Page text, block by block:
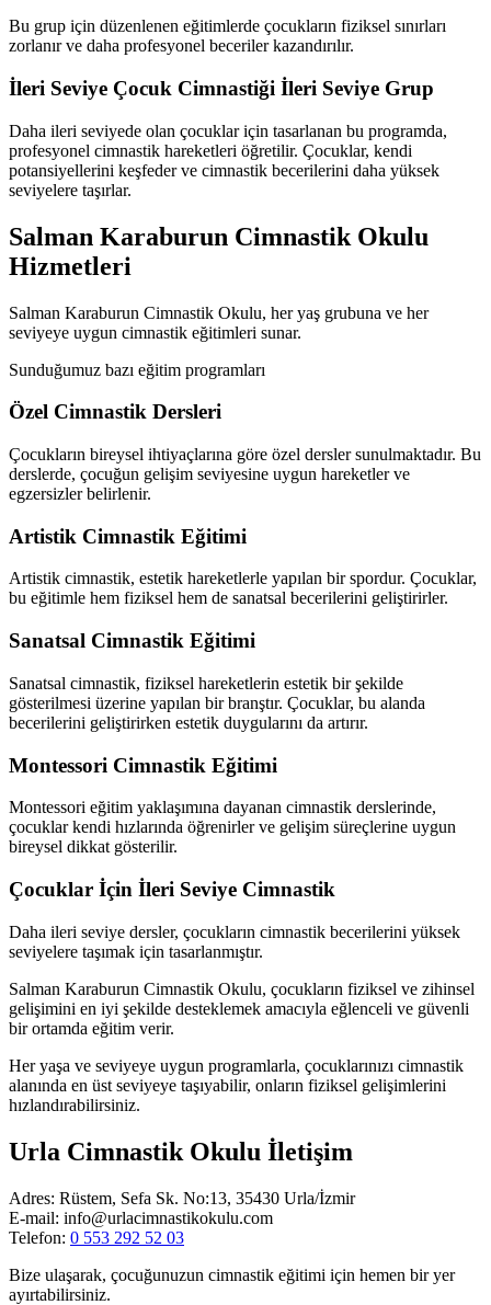
Bu grup için düzenlenen eğitimlerde çocukların fiziksel sınırları
zorlanır ve daha profesyonel beceriler kazandırılır.
İleri Seviye Çocuk Cimnastiği İleri Seviye Grup
Daha ileri seviyede olan çocuklar için tasarlanan bu programda,
profesyonel cimnastik hareketleri öğretilir. Çocuklar, kendi
potansiyellerini keşfeder ve cimnastik becerilerini daha yüksek
seviyelere taşırlar.
Salman Karaburun Cimnastik Okulu
Hizmetleri
Salman Karaburun Cimnastik Okulu, her yaş grubuna ve her
seviyeye uygun cimnastik eğitimleri sunar.
Sunduğumuz bazı eğitim programları
Özel Cimnastik Dersleri
Çocukların bireysel ihtiyaçlarına göre özel dersler sunulmaktadır. Bu
derslerde, çocuğun gelişim seviyesine uygun hareketler ve
egzersizler belirlenir.
Artistik Cimnastik Eğitimi
Artistik cimnastik, estetik hareketlerle yapılan bir spordur. Çocuklar,
bu eğitimle hem fiziksel hem de sanatsal becerilerini geliştirirler.
Sanatsal Cimnastik Eğitimi
Sanatsal cimnastik, fiziksel hareketlerin estetik bir şekilde
gösterilmesi üzerine yapılan bir branştır. Çocuklar, bu alanda
becerilerini geliştirirken estetik duygularını da artırır.
Montessori Cimnastik Eğitimi
Montessori eğitim yaklaşımına dayanan cimnastik derslerinde,
çocuklar kendi hızlarında öğrenirler ve gelişim süreçlerine uygun
bireysel dikkat gösterilir.
Çocuklar İçin İleri Seviye Cimnastik
Daha ileri seviye dersler, çocukların cimnastik becerilerini yüksek
seviyelere taşımak için tasarlanmıştır.
Salman Karaburun Cimnastik Okulu, çocukların fiziksel ve zihinsel
gelişimini en iyi şekilde desteklemek amacıyla eğlenceli ve güvenli
bir ortamda eğitim verir.
Her yaşa ve seviyeye uygun programlarla, çocuklarınızı cimnastik
alanında en üst seviyeye taşıyabilir, onların fiziksel gelişimlerini
hızlandırabilirsiniz.
Urla Cimnastik Okulu İletişim
Adres: Rüstem, Sefa Sk. No:13, 35430 Urla/İzmir
E-mail: info@urlacimnastikokulu.com
Telefon: 0 553 292 52 03
Bize ulaşarak, çocuğunuzun cimnastik eğitimi için hemen bir yer
ayırtabilirsiniz.